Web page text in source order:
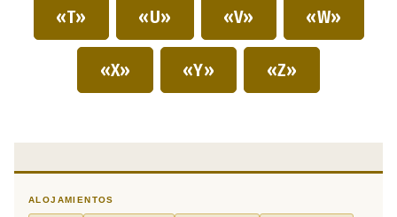
«T» «U» «V» «W»
«X» «Y» «Z»